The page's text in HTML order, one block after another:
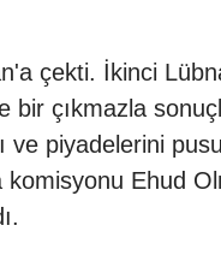
çekti. İkinci
çıkmazla
ve piyadelerini
komisyonu Ehud